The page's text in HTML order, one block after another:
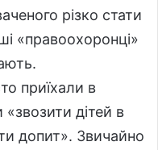
різко стати
«правоохоронці»
приїхали в
дітей в
допит». Звичайно